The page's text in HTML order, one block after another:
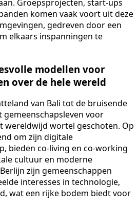
Groepsprojecten, start-ups
komen vaak voort uit deze
gedreven door een
elkaars inspanningen te
modellen voor
over de hele wereld
van Bali tot de bruisende
gemeenschapsleven voor
wereldwijd wortel geschoten. Op
om zijn digitale
bieden co-living en co-working
cultuur en moderne
zijn gemeenschappen
interesses in technologie,
wat een rijke bodem biedt voor